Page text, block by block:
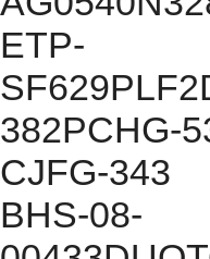
ETP-
382PCHG-
CJFG-343
BHS-08-